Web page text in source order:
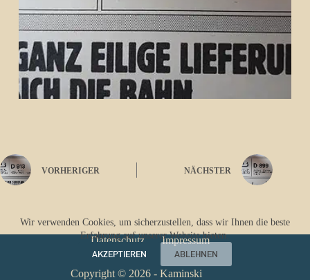
Wir verwenden Cookies, um sicherzustellen, dass wir Ihnen die beste
Erfahrung auf unserer Website bieten.
AKZEPTIEREN
ABLEHNEN
VORHERIGER NÄCHSTER
Datenschutz Impressum
Copyright © 2026 - Kaminski